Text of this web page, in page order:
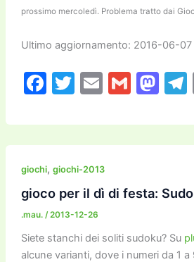
prossimo mercoledì. Problema tratto dai
Ultimo aggiornamento: 2016-06-07
F
c
e
b
o
o
k
T
itt
er
E
ai
l
G
ai
l
M
st
o
o
giochi, giochi-2013
gioco per il dì di festa:
.mau. /2013-12-26
Siete stanchi dei soliti sudoku? Su
alcune varianti, dove i numeri da 1